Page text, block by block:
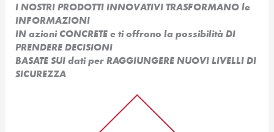
I NOSTRI PRODOTTI INNOVATIVI TRASFORMANO le
INFORMAZIONI
IN azioni CONCRETE e ti offrono la possibilità DI
PRENDERE DECISIONI
BASATE SUI dati per RAGGIUNGERE NUOVI LIVELLI DI
SICUREZZA